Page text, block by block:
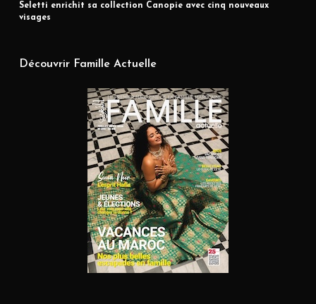
Seletti enrichit sa collection Canopie avec cinq nouveaux
visages
Découvrir Famille Actuelle